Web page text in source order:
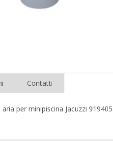
Contatti
per minipiscina Jacuzzi